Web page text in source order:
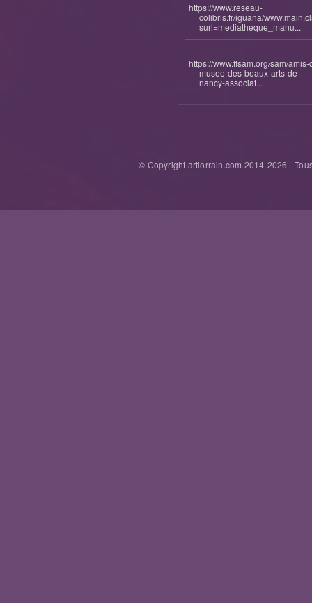
https://www.reseau-
colibris.fr/iguana/
surl=mediatheque_manu...
https://www.ffsam.org/sam/amis-
musee-des-beaux-arts-de-
nancy-associat...
© Copyright artlorrain.com 2014-2026 -